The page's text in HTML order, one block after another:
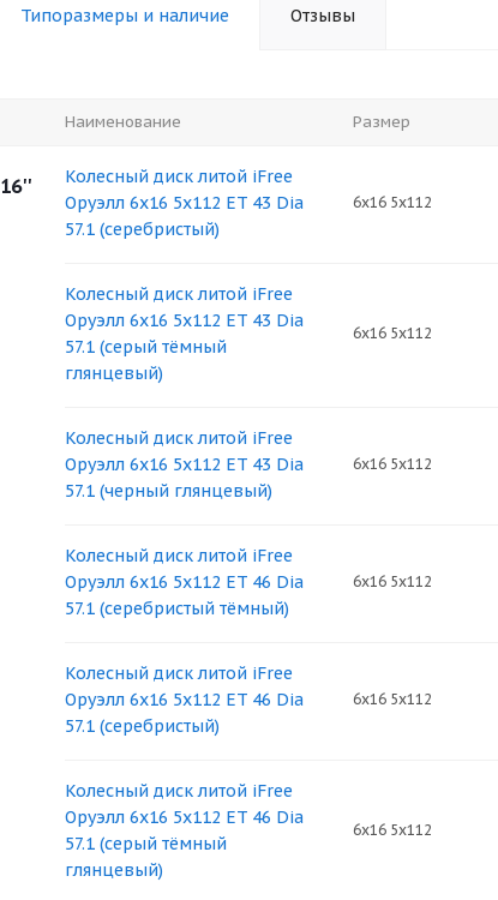
Типоразмеры и наличие Отзывы
Наименование Размер
16''
Колесный диск литой iFree
Оруэлл 6x16 5x112 ET 43 Dia
57.1 (серебристый)
6x16 5x112
Колесный диск литой iFree
Оруэлл 6x16 5x112 ET 43 Dia
57.1 (серый тёмный
глянцевый)
6x16 5x112
Колесный диск литой iFree
Оруэлл 6x16 5x112 ET 43 Dia
57.1 (черный глянцевый)
6x16 5x112
Колесный диск литой iFree
Оруэлл 6x16 5x112 ET 46 Dia
57.1 (серебристый тёмный)
6x16 5x112
Колесный диск литой iFree
Оруэлл 6x16 5x112 ET 46 Dia
57.1 (серебристый)
6x16 5x112
Колесный диск литой iFree
Оруэлл 6x16 5x112 ET 46 Dia
57.1 (серый тёмный
глянцевый)
6x16 5x112